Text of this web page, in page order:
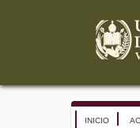
INICIO